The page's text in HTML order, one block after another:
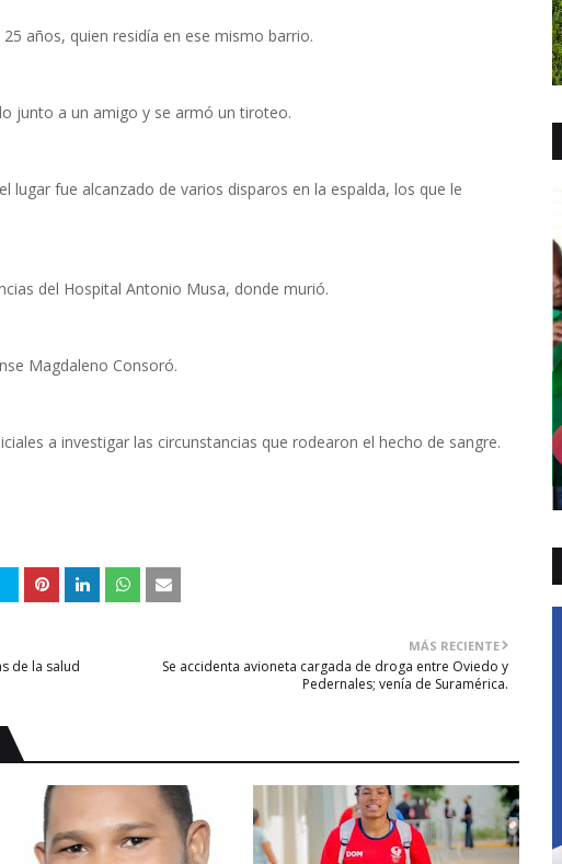
años, quien residía en ese mismo barrio.
junto a un amigo y se armó un tiroteo.
lugar fue alcanzado de varios disparos en la espalda, los que le
del Hospital Antonio Musa, donde murió.
Magdaleno Consoró.
a investigar las circunstancias que rodearon el hecho de sangre.
MÁS RECIENTE
Se accidenta avioneta cargada de droga entre Oviedo y
Pedernales; venía de Suramérica.
de la salud